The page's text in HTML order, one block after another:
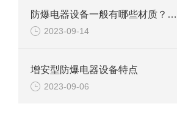
防爆电器设备一般有哪些材质？都有什么特点
2023-09-14
增安型防爆电器设备特点
2023-09-06